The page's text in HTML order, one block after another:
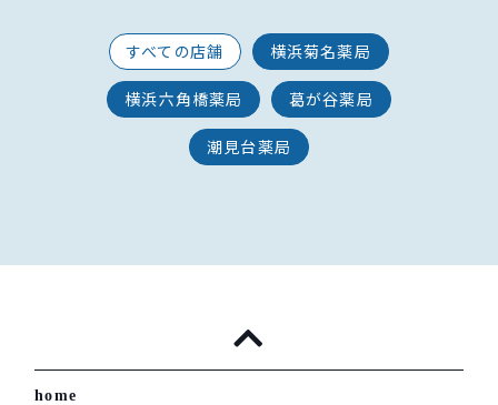
すべての店舗 横浜菊名薬局
横浜六角橋薬局 葛が谷薬局
潮見台薬局
home